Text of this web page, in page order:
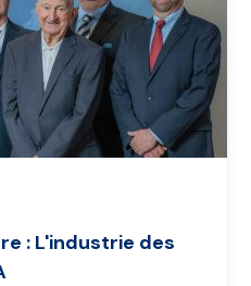
: L'industrie des